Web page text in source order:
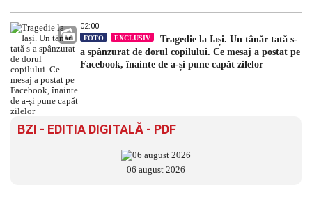
02:00
FOTO EXCLUSIV
Tragedie la Iași. Un tânăr tată s-
a spânzurat de dorul copilului. Ce mesaj a postat pe
Facebook, înainte de a-și pune capăt zilelor
BZI - EDITIA DIGITALĂ - PDF
06 august 2026